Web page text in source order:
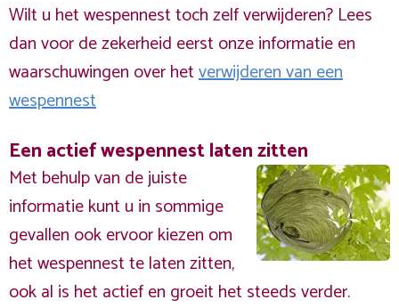
Wilt u het wespennest toch zelf verwijderen? Lees
dan voor de zekerheid eerst onze informatie en
waarschuwingen over hetverwijderen van een
wespennest
Een actief wespennest laten zitten
Met behulp van de juiste
informatie kunt u in sommige
gevallen ook ervoor kiezen om
het wespennest te laten zitten,
ook al is het actief en groeit het steeds verder.